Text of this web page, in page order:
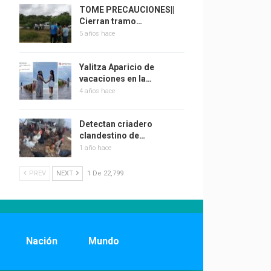
TOME PRECAUCIONES||
Cierran tramo…
5 años hace
Yalitza Aparicio de
vacaciones en la…
4 años hace
Detectan criadero
clandestino de…
1 año hace
PREV NEXT 1 De 22,799
Nación Mundo